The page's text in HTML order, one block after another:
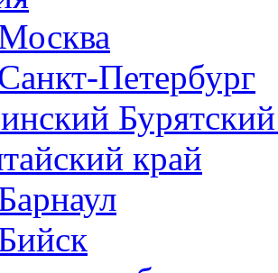
Петербург
край